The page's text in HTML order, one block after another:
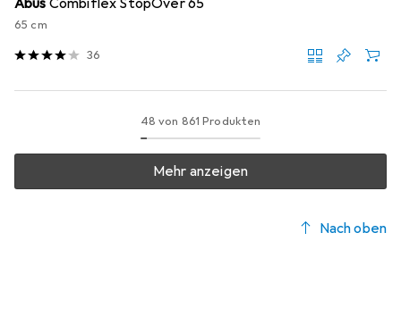
Abus Combiflex StopOver 65
65 cm
36
48 von 861 Produkten
Mehr anzeigen
Nach oben